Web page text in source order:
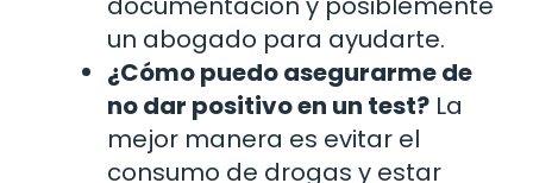
un abogado para ayudarte.
¿Cómo puedo asegurarme de
no dar positivo en un test? La
mejor manera es evitar el
consumo de drogas y estar